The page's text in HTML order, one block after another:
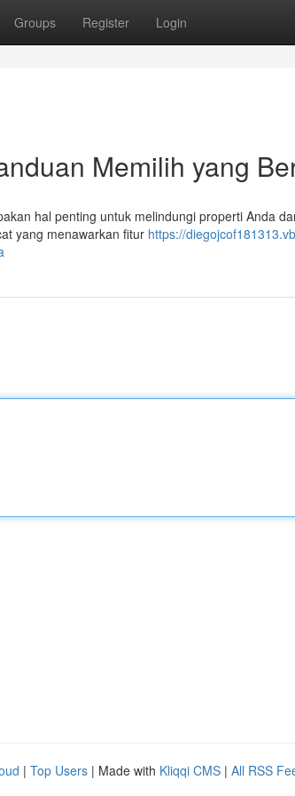
Groups Register Login
Memilih yang
hal penting untuk melindungi properti Anda
yang menawarkan fitur https://
| Top Users | Made with Kliqqi CMS | All RSS